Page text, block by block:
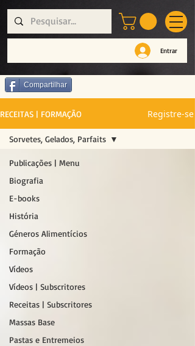
Entrar
Compartilhar
RECEITAS | FORMAÇÃO Registre-se
Publicações | Menu
Biografia
E-books
História
Géneros Alimentícios
Formação
Vídeos
Vídeos | Subscritores
Receitas | Subscritores
Massas Base
Pastas e Entremeios
Sorvetes, Gelados, Parfaits